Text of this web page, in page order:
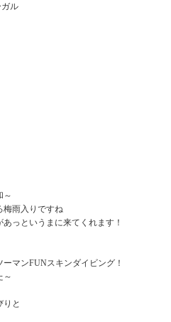
ル
～
梅雨入りですね
っというまに来てくれます！
マンFUNスキンダイビング！
～
と